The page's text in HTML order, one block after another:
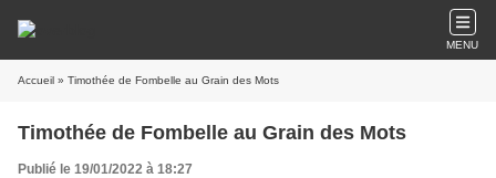
MENU
Accueil » Timothée de Fombelle au Grain des Mots
Timothée de Fombelle au Grain des Mots
Publié le 19/01/2022 à 18:27